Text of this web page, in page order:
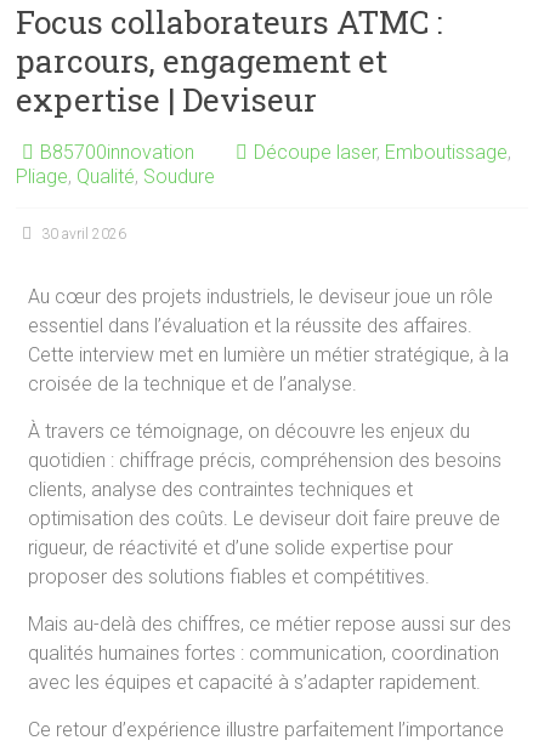
Focus collaborateurs ATMC :
parcours, engagement et
expertise | Deviseur
B85700innovation Découpe laser, Emboutissage,
Pliage, Qualité, Soudure
30 avril 2026
Au cœur des projets industriels, le deviseur joue un rôle
essentiel dans l’évaluation et la réussite des affaires.
Cette interview met en lumière un métier stratégique, à la
croisée de la technique et de l’analyse.
À travers ce témoignage, on découvre les enjeux du
quotidien : chiffrage précis, compréhension des besoins
clients, analyse des contraintes techniques et
optimisation des coûts. Le deviseur doit faire preuve de
rigueur, de réactivité et d’une solide expertise pour
proposer des solutions fiables et compétitives.
Mais au-delà des chiffres, ce métier repose aussi sur des
qualités humaines fortes : communication, coordination
avec les équipes et capacité à s’adapter rapidement.
Ce retour d’expérience illustre parfaitement l’importance